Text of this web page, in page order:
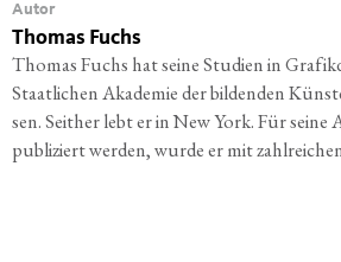
Autor
Thomas Fuchs
Tho­mas Fuchs hat sei­ne Stu­di­en in
Staat­li­chen Aka­de­mie der bil­den­den
sen. Seit­her lebt er in New York. Für
publi­ziert wer­den, wur­de er mit